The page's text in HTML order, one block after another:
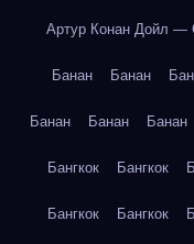
Артур Конан Дойл —
Банан Банан
Банан Банан Банан
Бангкок Бангкок
Бангкок Бангкок